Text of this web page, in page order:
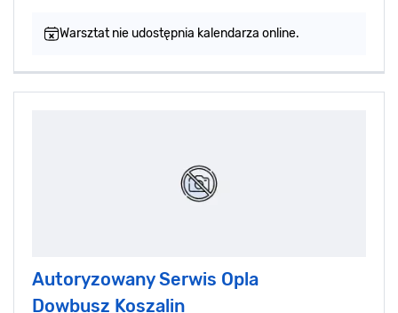
Warsztat nie udostępnia kalendarza online.
Autoryzowany Serwis Opla
Dowbusz Koszalin